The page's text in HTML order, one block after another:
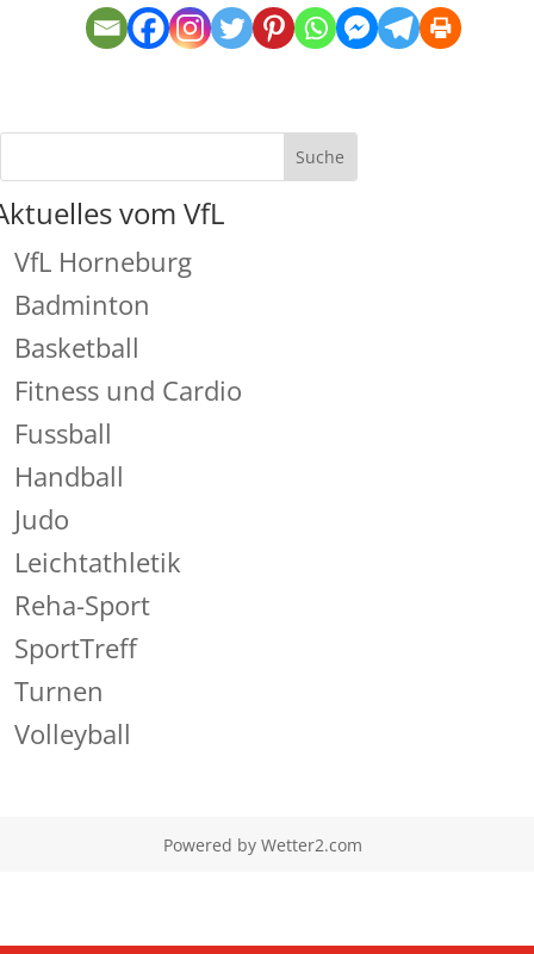
vom VfL
VfL Horneburg
Badminton
Basketball
Fitness und Cardio
Fussball
Handball
Judo
Leichtathletik
Reha-Sport
SportTreff
Turnen
Volleyball
Powered by Wetter2.com